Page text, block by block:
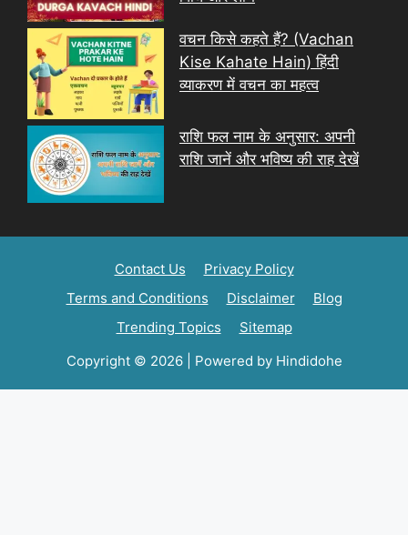
वचन किसे कहते हैं? (Vachan
Kise Kahate Hain) हिंदी
व्याकरण में वचन का महत्व
राशि फल नाम के अनुसार: अपनी
राशि जानें और भविष्य की राह देखें
Contact Us
Privacy Policy
Terms and Conditions
Disclaimer
Blog
Trending Topics
Sitemap
Copyright © 2026 | Powered by Hindidohe